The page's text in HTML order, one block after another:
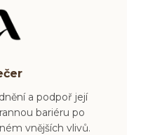
a podpoř její
bariéru po
vnějších vlivů.